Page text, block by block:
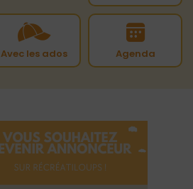
Avec les ados Agenda